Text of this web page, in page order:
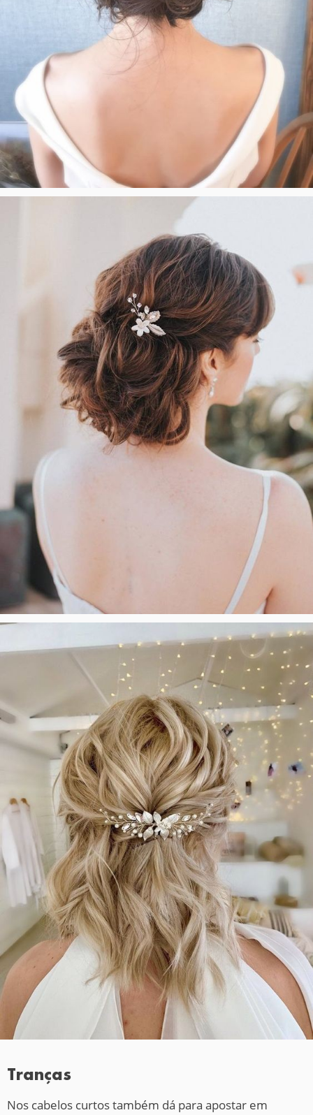
Tranças
Nos cabelos curtos também dá para apostar em